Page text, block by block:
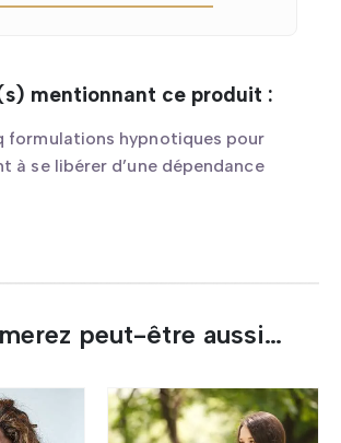
mentionnant ce produit :
formulations hypnotiques pour
à se libérer d’une dépendance
peut-être aussi…